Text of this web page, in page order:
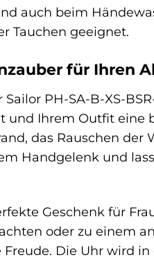
auch beim
Tauchen geeignet.
für Ihren
PH-SA-B-XS-
und Ihrem Outfit eine
das Rauschen der
Handgelenk und
Geschenk für
oder zu einem
Die Uhr wird